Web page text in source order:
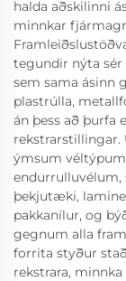
halda aðskilinni
minnkar
tegundir nýta
sem sama ásinn
plastrúlla,
án þess að þurfa
rekstrarstillingar.
ýmsum
endurrulluvélum,
þekjutæki,
pakkanílur, og
gegnum alla
forrita styður
rekstrara,